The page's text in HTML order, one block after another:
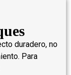
duradero, no
Para